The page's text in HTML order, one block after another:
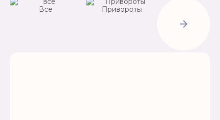
Все
Привороты
Рассорки